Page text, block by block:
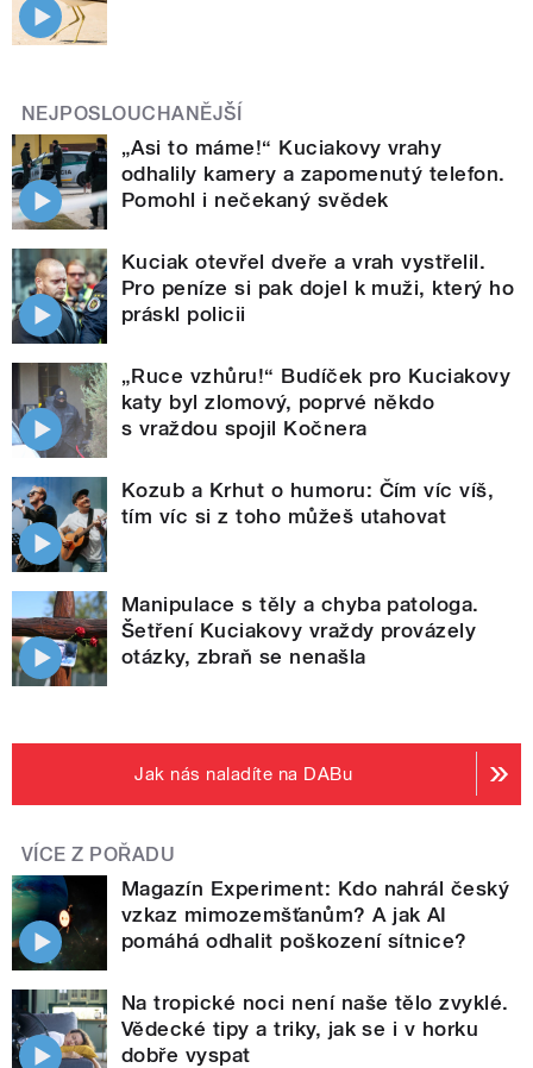
NEJPOSLOUCHANĚJŠÍ
„Asi to máme!“ Kuciakovy vrahy
odhalily kamery a zapomenutý telefon.
Pomohl i nečekaný svědek
Kuciak otevřel dveře a vrah vystřelil.
Pro peníze si pak dojel k muži, který ho
práskl policii
„Ruce vzhůru!“ Budíček pro Kuciakovy
katy byl zlomový, poprvé někdo
s vraždou spojil Kočnera
Kozub a Krhut o humoru: Čím víc víš,
tím víc si z toho můžeš utahovat
Manipulace s těly a chyba patologa.
Šetření Kuciakovy vraždy provázely
otázky, zbraň se nenašla
Jak nás naladíte na DABu
VÍCE Z POŘADU
Magazín Experiment: Kdo nahrál český
vzkaz mimozemšťanům? A jak AI
pomáhá odhalit poškození sítnice?
Na tropické noci není naše tělo zvyklé.
Vědecké tipy a triky, jak se i v horku
dobře vyspat